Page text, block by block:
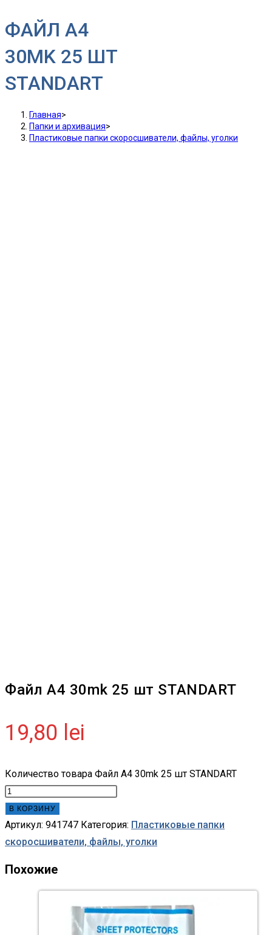
ФАЙЛ A4
30MK 25 ШТ
STANDART
Главная>
Папки и архивация>
Пластиковые папки скоросшиватели, файлы, уголки
Файл A4 30mk 25 шт STANDART
19,80 lei
Количество товара Файл A4 30mk 25 шт STANDART
В КОРЗИНУ
Артикул: 941747 Категория: Пластиковые папки
скоросшиватели, файлы, уголки
Похожие